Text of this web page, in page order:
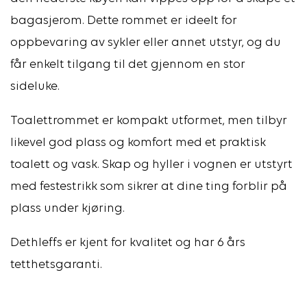
bagasjerom. Dette rommet er ideelt for
oppbevaring av sykler eller annet utstyr, og du
får enkelt tilgang til det gjennom en stor
sideluke.
Toalettrommet er kompakt utformet, men tilbyr
likevel god plass og komfort med et praktisk
toalett og vask. Skap og hyller i vognen er utstyrt
med festestrikk som sikrer at dine ting forblir på
plass under kjøring.
Dethleffs er kjent for kvalitet og har 6 års
tetthetsgaranti.